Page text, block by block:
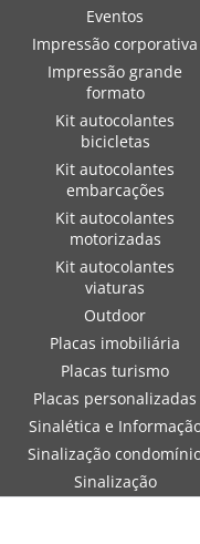
Eventos
Impressão corporativa
Impressão grande
formato
Kit autocolantes
bicicletas
Kit autocolantes
embarcações
Kit autocolantes
motorizadas
Kit autocolantes
viaturas
Outdoor
Placas imobiliária
Placas turismo
Placas personalizadas
Sinalética e
Sinalização
Sinalização
embarcações